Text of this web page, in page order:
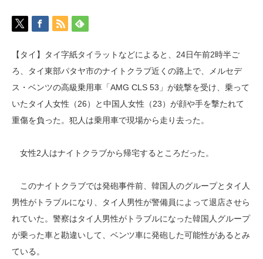
【タイ】タイ字紙タイラットなどによると、24日午前2時半ご
ろ、タイ東部パタヤ市のナイトクラブ近くの路上で、メルセデ
ス・ベンツの高級乗用車「AMG CLS 53」が銃撃を受け、乗って
いたタイ人女性（26）と中国人女性（23）が顔や手を撃たれて
重傷を負った。犯人は乗用車で現場から走り去った。
女性2人はナイトクラブから帰宅するところだった。
このナイトクラブでは発砲事件前、韓国人のグループとタイ人
男性がトラブルになり、タイ人男性が警備員によって退店させら
れていた。警察はタイ人男性がトラブルになった韓国人グループ
が乗った車と勘違いして、ベンツ車に発砲した可能性があるとみ
ている。